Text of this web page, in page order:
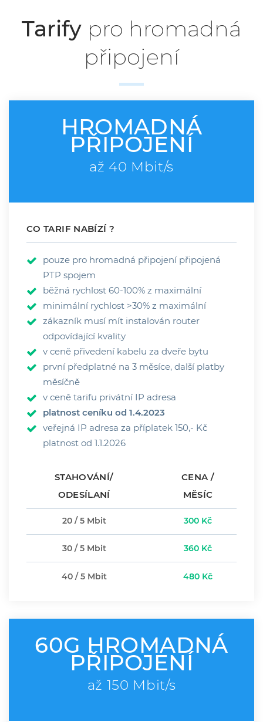
Tarify pro hromadná
připojení
HROMADNÁ
PŘIPOJENÍ
až 40 Mbit/s
CO TARIF NABÍZÍ ?
pouze pro hromadná připojení připojená
PTP spojem
běžná rychlost 60-100% z maximální
minimální rychlost >30% z maximální
zákazník musí mít instalován router
odpovídající kvality
v ceně přivedení kabelu za dveře bytu
první předplatné na 3 měsíce, další platby
měsíčně
v ceně tarifu privátní IP adresa
platnost ceníku od 1.4.2023
veřejná IP adresa za příplatek 150,- Kč
platnost od 1.1.2026
STAHOVÁNÍ/
ODESÍLANÍ
CENA /
MĚSÍC
20 / 5 Mbit 300 Kč
30 / 5 Mbit 360 Kč
40 / 5 Mbit 480 Kč
60G HROMADNÁ
PŘIPOJENÍ
až 150 Mbit/s